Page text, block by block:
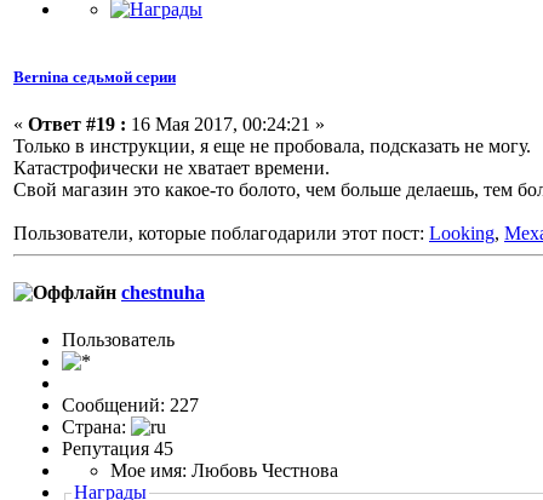
Bernina седьмой серии
« Ответ #19 : 16 Мая 2017, 00:24:21 »
Только в инструкции, я еще не пробовала, подсказать не могу.
Катастрофически не хватает времени.
Свой магазин это какое-то болото, чем больше делаешь, тем
Пользователи, которые поблагодарили этот пост: Looking,
chestnuha
Пользовaтeль
Сообщений: 227
Страна:
Репутация 45
Мое имя: Любовь Честнова
Награды